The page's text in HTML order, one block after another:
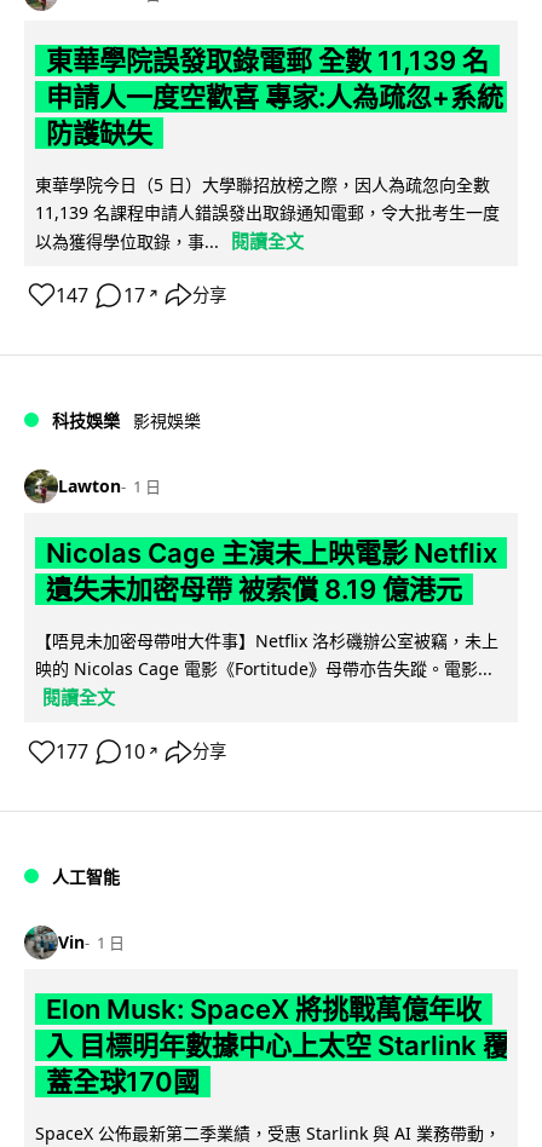
東華學院誤發取錄電郵 全數 11,139 名
申請人一度空歡喜 專家:人為疏忽+系統
防護缺失
東華學院今日（5 日）大學聯招放榜之際，因人為疏忽向全數
11,139 名課程申請人錯誤發出取錄通知電郵，令大批考生一度
以為獲得學位取錄，事...
閱讀全文
147 17 ↗ 分享
科技娛樂 影視娛樂
Lawton 1 日
Nicolas Cage 主演未上映電影 Netflix
遺失未加密母帶 被索償 8.19 億港元
【唔見未加密母帶咁大件事】Netflix 洛杉磯辦公室被竊，未上
映的 Nicolas Cage 電影《Fortitude》母帶亦告失蹤。電影...
閱讀全文
177 10 ↗ 分享
人工智能
Vin 1 日
Elon Musk: SpaceX 將挑戰萬億年收
入 目標明年數據中心上太空 Starlink 覆
蓋全球170國
SpaceX 公佈最新第二季業績，受惠 Starlink 與 AI 業務帶動，